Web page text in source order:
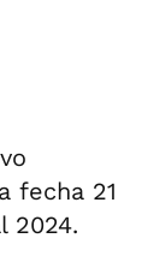
fecha 21
2024.